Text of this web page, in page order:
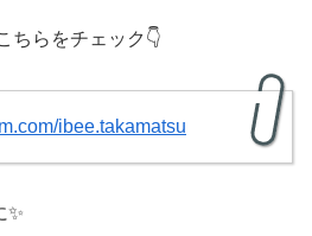
ちらをチェック👇
ibee.takamatsu
✨